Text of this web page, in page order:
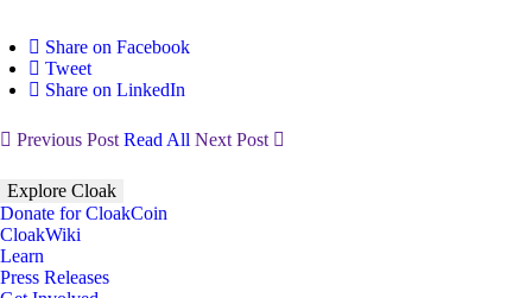
Share on Facebook
Tweet
Share on LinkedIn
Previous Post Read All Next Post
Explore Cloak
Donate for CloakCoin
CloakWiki
Learn
Press Releases